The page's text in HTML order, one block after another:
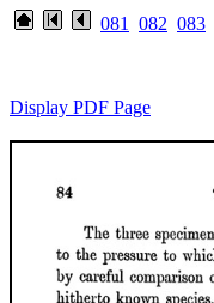
081 082 083
Display PDF Page